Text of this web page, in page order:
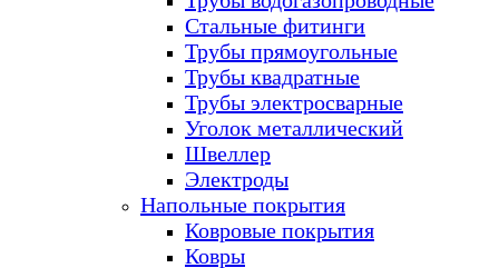
Стальные фитинги
Трубы прямоугольные
Трубы квадратные
Трубы электросварные
Уголок металлический
Швеллер
Электроды
Напольные покрытия
Ковровые покрытия
Ковры